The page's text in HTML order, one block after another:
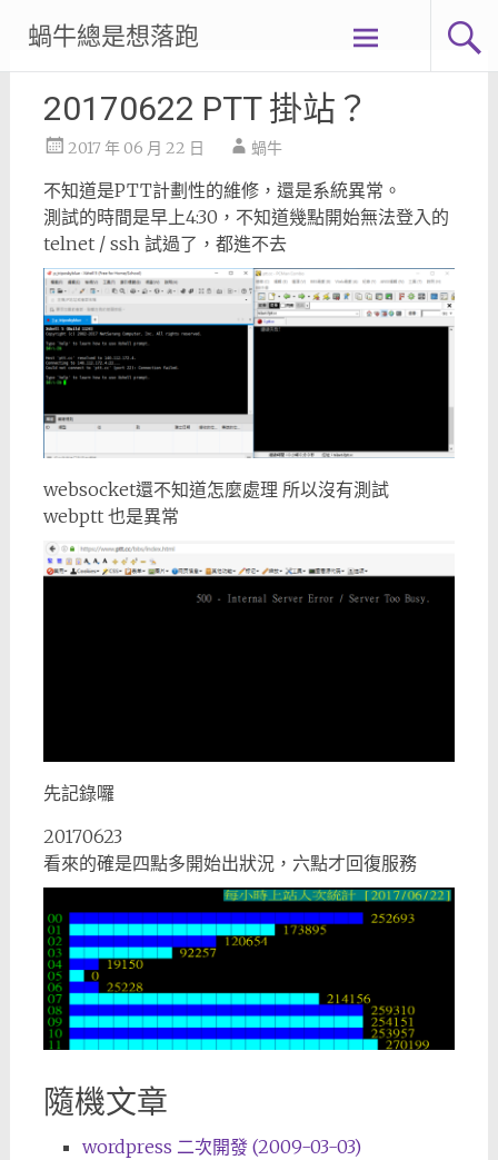
content
蝸牛總是想落跑
20170622 PTT 掛站？
2017 年 06 月 22 日 蝸牛
不知道是PTT計劃性的維修，還是系統異常。
測試的時間是早上4:30，不知道幾點開始無法登入的
telnet / ssh 試過了，都進不去
websocket還不知道怎麼處理 所以沒有測試
webptt 也是異常
先記錄囉
20170623
看來的確是四點多開始出狀況，六點才回復服務
隨機文章
wordpress 二次開發 (2009-03-03)